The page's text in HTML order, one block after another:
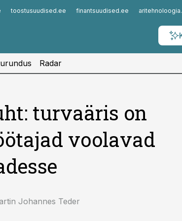
toostusuudised.ee finantsuudised.ee
Radar
turvaäris on
voolavad
Johannes Teder